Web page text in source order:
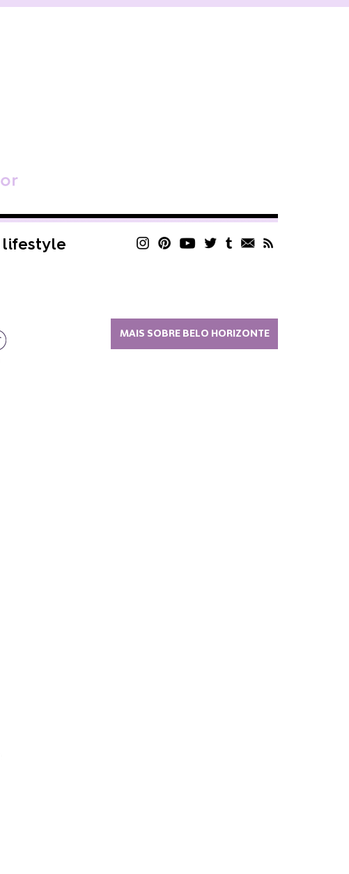
lifestyle
MAIS SOBRE BELO HORIZONTE